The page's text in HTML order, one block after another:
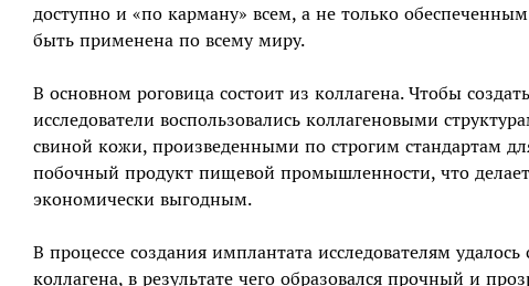
доступно и «по карману»​ всем, а не только
быть применена по всему миру.
В основном роговица состоит из коллагена. Чтобы
исследователи воспользовались коллагеновыми
свиной кожи, произведенными по строгим стандартам
побочный продукт пищевой промышленности, что
экономически выгодным.
В процессе создания имплантата исследователям
коллагена, в результате чего образовался прочный и